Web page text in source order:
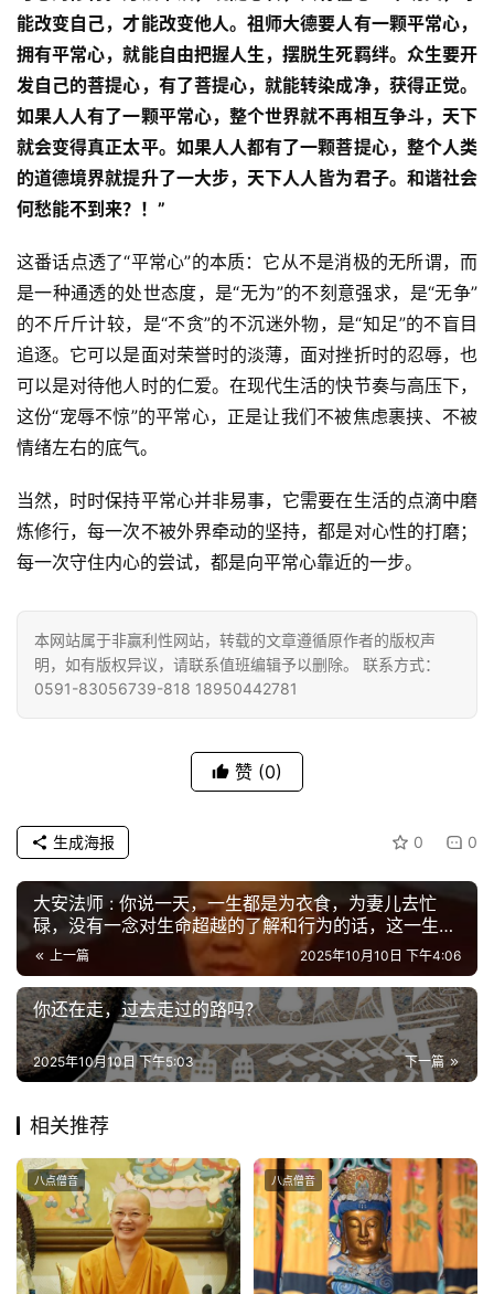
乐
菩
提
专
题
公
慈
善
佛
教
人
物
寺
院
巡
礼
频
纪
教
艺
术
政
策
法
规
免
责
声
明
登录 注册
能改变自己，才能改变他人。祖师大德要人有一颗平常心，
拥有平常心，就能自由把握人生，摆脱生死羁绊。众生要开
发自己的菩提心，有了菩提心，就能转染成净，获得正觉。
如果人人有了一颗平常心，整个世界就不再相互争斗，天下
就会变得真正太平。如果人人都有了一颗菩提心，整个人类
的道德境界就提升了一大步，天下人人皆为君子。和谐社会
何愁能不到来？！”
这番话点透了“平常心”的本质：它从不是消极的无所谓，而
是一种通透的处世态度，是“无为”的不刻意强求，是“无争”
的不斤斤计较，是“不贪”的不沉迷外物，是“知足”的不盲目
追逐。它可以是面对荣誉时的淡薄，面对挫折时的忍辱，也
可以是对待他人时的仁爱。在现代生活的快节奏与高压下，
这份“宠辱不惊”的平常心，正是让我们不被焦虑裹挟、不被
情绪左右的底气。
当然，时时保持平常心并非易事，它需要在生活的点滴中磨
炼修行，每一次不被外界牵动的坚持，都是对心性的打磨；
每一次守住内心的尝试，都是向平常心靠近的一步。
本网站属于非赢利性网站，转载的文章遵循原作者的版权声
明，如有版权异议，请联系值班编辑予以删除。 联系方式：
0591-83056739-818 18950442781
赞 (0)
0 0
生成海报
大安法师 : 你说一天，一生都是为衣食，为妻儿去忙
碌，没有一念对生命超越的了解和行为的话，这一生都
活得是实在是很没有意思的
上一篇 2025年10月10日 下午4:06
你还在走，过去走过的路吗？
下一篇
2025年10月10日 下午5:03
相关推荐
八点僧音 八点僧音